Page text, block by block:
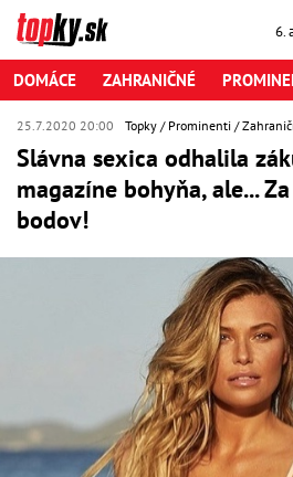
6.
DOMÁCE ZAHRANIČNÉ
25.7.2020 20:00 Topky Prominenti
Slávna sexica odhalila
magazíne bohyňa, ale...
bodov!